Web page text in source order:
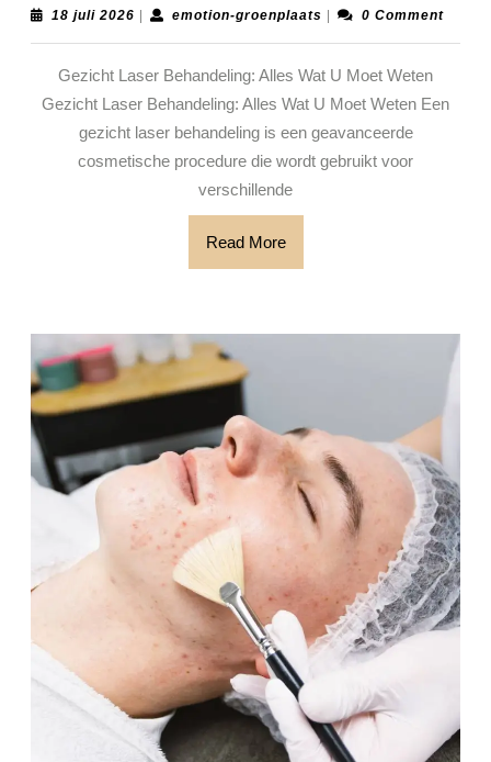
Gezicht
Laser
Effectieve
18 juli 2026 18
| emotion-groenplaatsemotion-
| 0 Comment
Gezicht Laser Behandeling: Alles Wat U Moet Weten
Gezicht Laser Behandeling: Alles Wat U Moet Weten Een
gezicht laser behandeling is een geavanceerde
cosmetische procedure die wordt gebruikt voor
verschillende
Read MoreRead
More